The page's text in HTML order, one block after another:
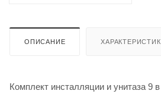
ОПИСАНИЕ
Комплект инсталляции и унитаза 9